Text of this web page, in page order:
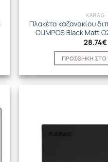
KARAG
Πλακέτα καζανακίου
OLIMPOS Black Matt
28.74€
ΠΡΟΣΘΉΚΗ ΣΤΟ